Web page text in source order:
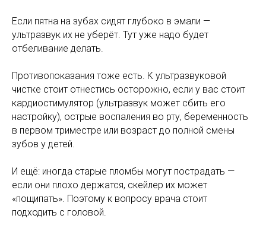
Если пятна на зубах сидят глубоко в эмали —
ультразвук их не уберёт. Тут уже надо будет
отбеливание делать.
Противопоказания тоже есть. К ультразвуковой
чистке стоит отнестись осторожно, если у вас стоит
кардиостимулятор (ультразвук может сбить его
настройку), острые воспаления во рту, беременность
в первом триместре или возраст до полной смены
зубов у детей.
И ещё: иногда старые пломбы могут пострадать —
если они плохо держатся, скейлер их может
«пощипать». Поэтому к вопросу врача стоит
подходить с головой.